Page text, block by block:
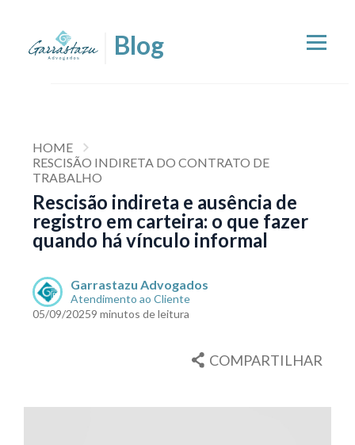
HOME
RESCISÃO INDIRETA DO CONTRATO DE
TRABALHO
Rescisão indireta e ausência de
registro em carteira: o que fazer
quando há vínculo informal
Garrastazu Advogados
Atendimento ao Cliente
05/09/20259 minutos de leitura
COMPARTILHAR